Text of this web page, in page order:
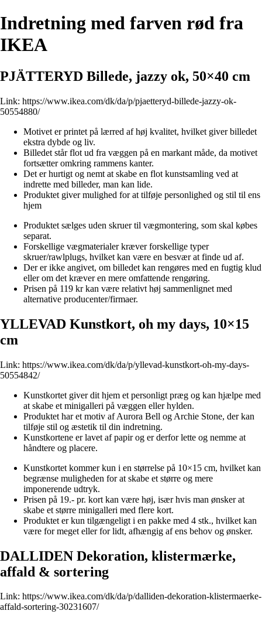
Indretning med farven rød fra
IKEA
PJÄTTERYD Billede, jazzy ok, 50×40 cm
Link: https://www.ikea.com/dk/da/p/pjaetteryd-billede-jazzy-ok-
50554880/
Motivet er printet på lærred af høj kvalitet, hvilket giver billedet
ekstra dybde og liv.
Billedet står flot ud fra væggen på en markant måde, da motivet
fortsætter omkring rammens kanter.
Det er hurtigt og nemt at skabe en flot kunstsamling ved at
indrette med billeder, man kan lide.
Produktet giver mulighed for at tilføje personlighed og stil til ens
hjem
Produktet sælges uden skruer til vægmontering, som skal købes
separat.
Forskellige vægmaterialer kræver forskellige typer
skruer/rawlplugs, hvilket kan være en besvær at finde ud af.
Der er ikke angivet, om billedet kan rengøres med en fugtig klud
eller om det kræver en mere omfattende rengøring.
Prisen på 119 kr kan være relativt høj sammenlignet med
alternative producenter/firmaer.
YLLEVAD Kunstkort, oh my days, 10×15
cm
Link: https://www.ikea.com/dk/da/p/yllevad-kunstkort-oh-my-days-
50554842/
Kunstkortet giver dit hjem et personligt præg og kan hjælpe med
at skabe et minigalleri på væggen eller hylden.
Produktet har et motiv af Aurora Bell og Archie Stone, der kan
tilføje stil og æstetik til din indretning.
Kunstkortene er lavet af papir og er derfor lette og nemme at
håndtere og placere.
Kunstkortet kommer kun i en størrelse på 10×15 cm, hvilket kan
begrænse muligheden for at skabe et større og mere
imponerende udtryk.
Prisen på 19.- pr. kort kan være høj, især hvis man ønsker at
skabe et større minigalleri med flere kort.
Produktet er kun tilgængeligt i en pakke med 4 stk., hvilket kan
være for meget eller for lidt, afhængig af ens behov og ønsker.
DALLIDEN Dekoration, klistermærke,
affald & sortering
Link: https://www.ikea.com/dk/da/p/dalliden-dekoration-klistermaerke-
affald-sortering-30231607/